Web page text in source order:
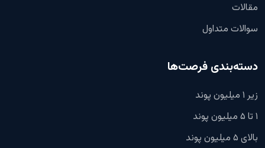
مقالات
سوالات متداول
دسته‌بندی فرصت‌ها
زیر ۱ میلیون پوند
۱ تا ۵ میلیون پوند
بالای ۵ میلیون پوند